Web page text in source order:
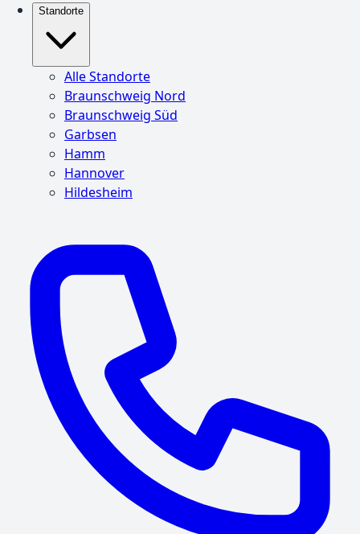
Standorte
Alle Standorte
Braunschweig Nord
Braunschweig Süd
Garbsen
Hamm
Hannover
Hildesheim